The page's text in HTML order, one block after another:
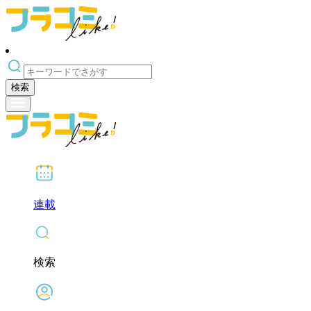
検索
連載
検索